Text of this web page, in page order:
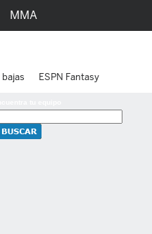
MMA
ESPN Fantasy